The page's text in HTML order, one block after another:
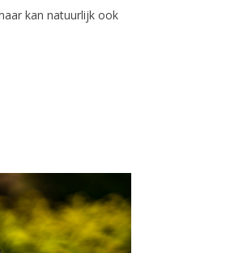
kan natuurlijk ook